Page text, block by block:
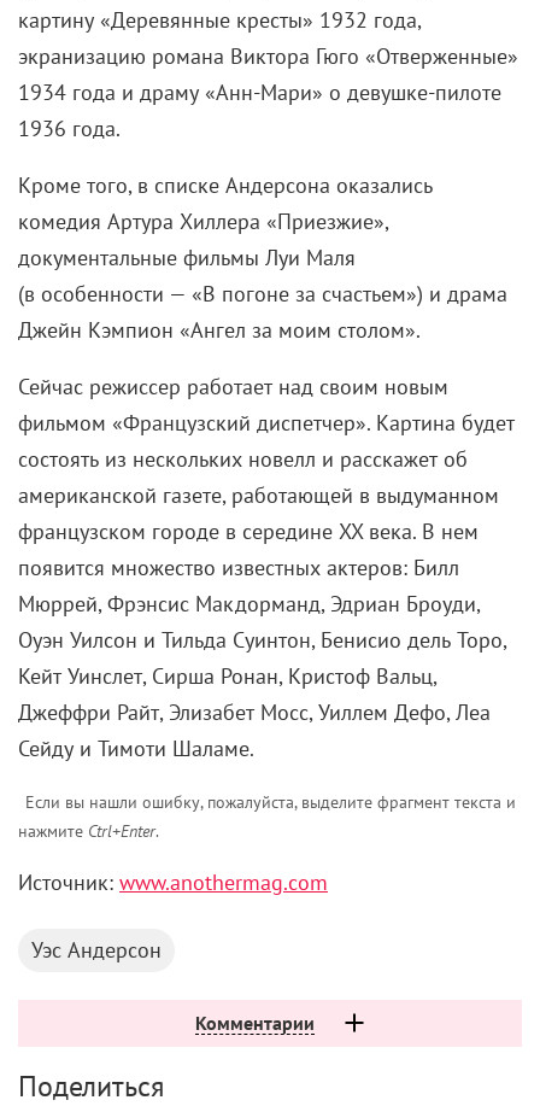
картину «Деревянные кресты» 1932 года,
экранизацию романа Виктора Гюго «Отверженные»
1934 года и драму «Анн-Мари» о девушке-пилоте
1936 года.
Кроме того, в списке Андерсона оказались
комедия Артура Хиллера «Приезжие»,
документальные фильмы Луи Маля
(в особенности — «В погоне за счастьем») и драма
Джейн Кэмпион «Ангел за моим столом».
Сейчас режиссер работает над своим новым
фильмом «Французский диспетчер». Картина будет
состоять из нескольких новелл и расскажет об
американской газете, работающей в выдуманном
французском городе в середине XX века. В нем
появится множество известных актеров: Билл
Мюррей, Фрэнсис Макдорманд, Эдриан Броуди,
Оуэн Уилсон и Тильда Суинтон, Бенисио дель Торо,
Кейт Уинслет, Сирша Ронан, Кристоф Вальц,
Джеффри Райт, Элизабет Мосс, Уиллем Дефо, Леа
Сейду и Тимоти Шаламе.
Если вы нашли ошибку, пожалуйста, выделите фрагмент текста и
нажмите Ctrl+Enter.
Источник: www.anothermag.com
Уэс Андерсон
Комментарии
Поделиться